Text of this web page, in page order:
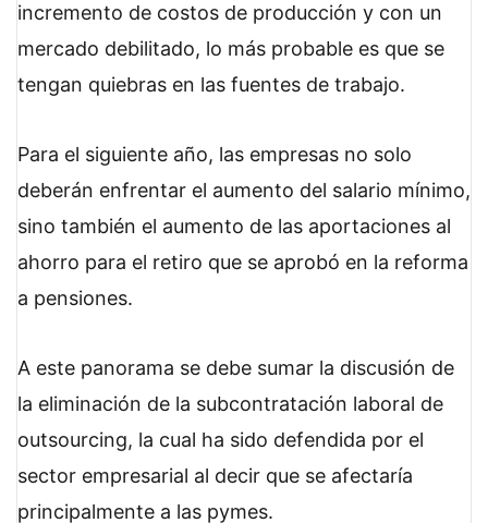
incremento de costos de producción y con un
mercado debilitado, lo más probable es que se
tengan quiebras en las fuentes de trabajo.
Para el siguiente año, las empresas no solo
deberán enfrentar el aumento del salario mínimo,
sino también el aumento de las aportaciones al
ahorro para el retiro que se aprobó en la reforma
a pensiones.
A este panorama se debe sumar la discusión de
la eliminación de la subcontratación laboral de
outsourcing, la cual ha sido defendida por el
sector empresarial al decir que se afectaría
principalmente a las pymes.